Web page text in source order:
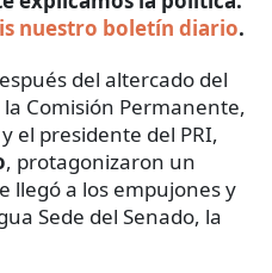
nuestro boletín diario.
del altercado del
Comisión Permanente,
el presidente del PRI,
, protagonizaron un
a los empujones y
Sede del Senado, la